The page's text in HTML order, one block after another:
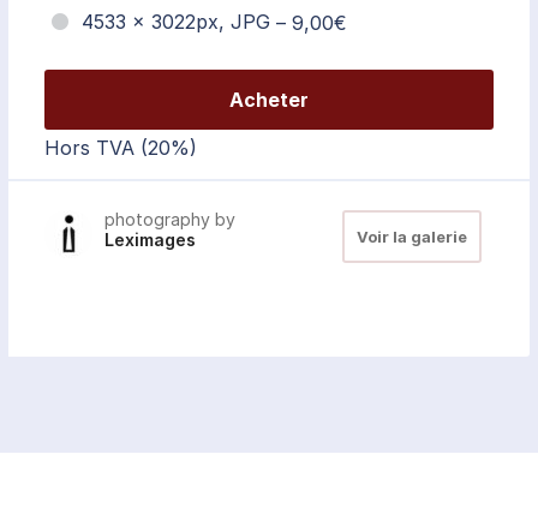
4533 x 3022px, JPG – 9,00€
Acheter
Hors TVA (20%)
photography by
Leximages
Voir la galerie